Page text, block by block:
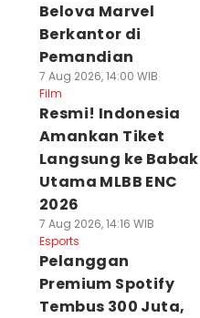
Belova Marvel
Berkantor di
Pemandian
7 Aug 2026, 14:00 WIB
Film
Resmi! Indonesia
Amankan Tiket
Langsung ke Babak
Utama MLBB ENC
2026
7 Aug 2026, 14:16 WIB
Esports
Pelanggan
Premium Spotify
Tembus 300 Juta,